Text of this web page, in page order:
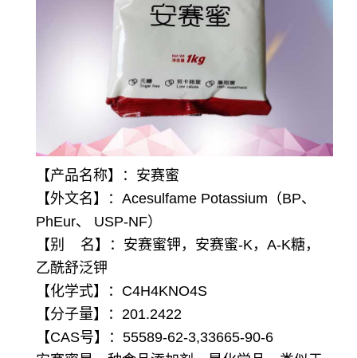
【产品名称】：安赛蜜
【外文名】：Acesulfame Potassium（BP、
PhEur、 USP-NF）
【别 名】：安赛蜜钾，安赛蜜-K，A-K糖，
乙酰舒泛钾
【化学式】：C4H4KNO4S
【分子量】：201.2422
【CAS号】：55589-62-3,33665-90-6